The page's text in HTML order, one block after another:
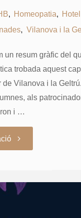
, Homeopatia,
, Vilanova i la
un resum gràfic del
trobada aquest
de Vilanova i la
als
i …
"Les
de